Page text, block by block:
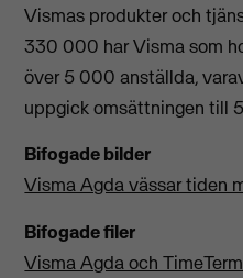
Vismas produkter och
330 000 har Visma som
över 5 000 anställda,
uppgick omsättningen till
Bifogade bilder
Visma Agda vässar tiden
Bifogade filer
Visma Agda och